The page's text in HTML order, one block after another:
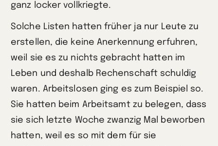
ganz locker vollkriegte.
Solche Listen hatten früher ja nur Leute zu
erstellen, die keine Anerkennung erfuhren,
weil sie es zu nichts gebracht hatten im
Leben und deshalb Rechenschaft schuldig
waren. Arbeitslosen ging es zum Beispiel so.
Sie hatten beim Arbeitsamt zu belegen, dass
sie sich letzte Woche zwanzig Mal beworben
hatten, weil es so mit dem für sie